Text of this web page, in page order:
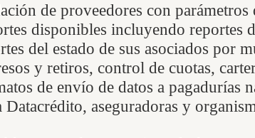
de proveedores con
disponibles incluyendo reportes
del estado de sus asociados por
y retiros, control de cuotas,
de envío de datos a pagadurías
Datacrédito, aseguradoras y